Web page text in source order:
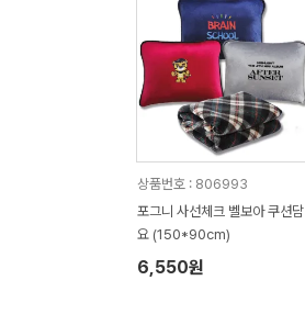
상품번호 : 806993
포그니 사선체크 벨보아 쿠션담
요 (150*90cm)
6,550원